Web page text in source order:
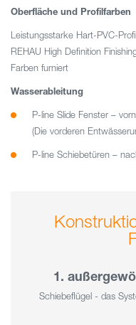
Oberfläche und Profilfarben
Leistungsstarke Hart-PVC-
REHAU High Definition
Farben furniert
Wasserableitung
P-line Slide Fenster –
(Die vorderen
P-line Schiebetüren –
1.
Schiebeflügel - das